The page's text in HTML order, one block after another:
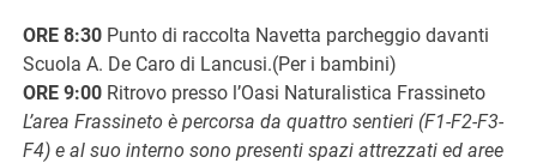
ORE 8:30 Punto di raccolta Navetta parcheggio davanti
Scuola A. De Caro di Lancusi.(Per i bambini)
ORE 9:00 Ritrovo presso l’Oasi Naturalistica Frassineto
L’area Frassineto è percorsa da quattro sentieri (F1-F2-F3-
F4) e al suo interno sono presenti spazi attrezzati ed aree